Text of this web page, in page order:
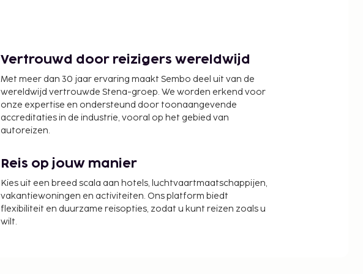
Vertrouwd door reizigers wereldwijd
Met meer dan 30 jaar ervaring maakt Sembo deel uit van de
wereldwijd vertrouwde Stena-groep. We worden erkend voor
onze expertise en ondersteund door toonaangevende
accreditaties in de industrie, vooral op het gebied van
autoreizen.
Reis op jouw manier
Kies uit een breed scala aan hotels, luchtvaartmaatschappijen,
vakantiewoningen en activiteiten. Ons platform biedt
flexibiliteit en duurzame reisopties, zodat u kunt reizen zoals u
wilt.